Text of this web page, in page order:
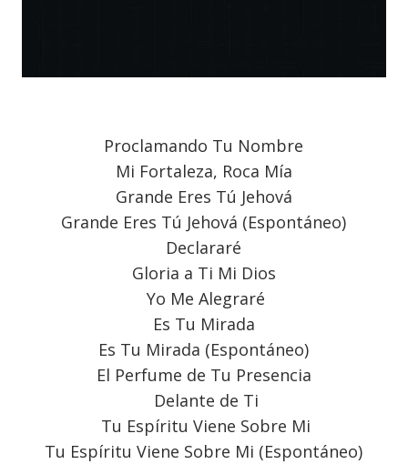
Proclamando Tu Nombre
Mi Fortaleza, Roca Mía
Grande Eres Tú Jehová
Grande Eres Tú Jehová (Espontáneo)
Declararé
Gloria a Ti Mi Dios
Yo Me Alegraré
Es Tu Mirada
Es Tu Mirada (Espontáneo)
El Perfume de Tu Presencia
Delante de Ti
Tu Espíritu Viene Sobre Mi
Tu Espíritu Viene Sobre Mi (Espontáneo)